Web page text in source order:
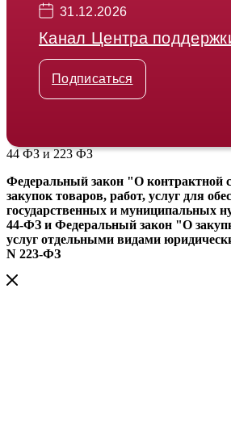
31.12.2026
Канал Центра
Подписаться
44 ФЗ и 223 ФЗ
Федеральный закон "О контрактной
закупок товаров, работ, услуг для
государственных и муниципальных
44-ФЗ и Федеральный закон "О
услуг отдельными видами
N 223-ФЗ